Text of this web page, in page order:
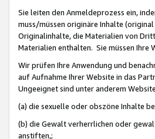
Sie leiten den Anmeldeprozess ein,
muss/müssen originäre Inhalte
Originalinhalte, die Materialien von
Materialien enthalten. Sie müssen Ihre
Wir prüfen Ihre Anwendung und
auf Aufnahme Ihrer Website in das
Ungeeignet sind unter anderem
(a) die sexuelle oder obszöne Inhalte
(b) die Gewalt verherrlichen oder
anstiften,;